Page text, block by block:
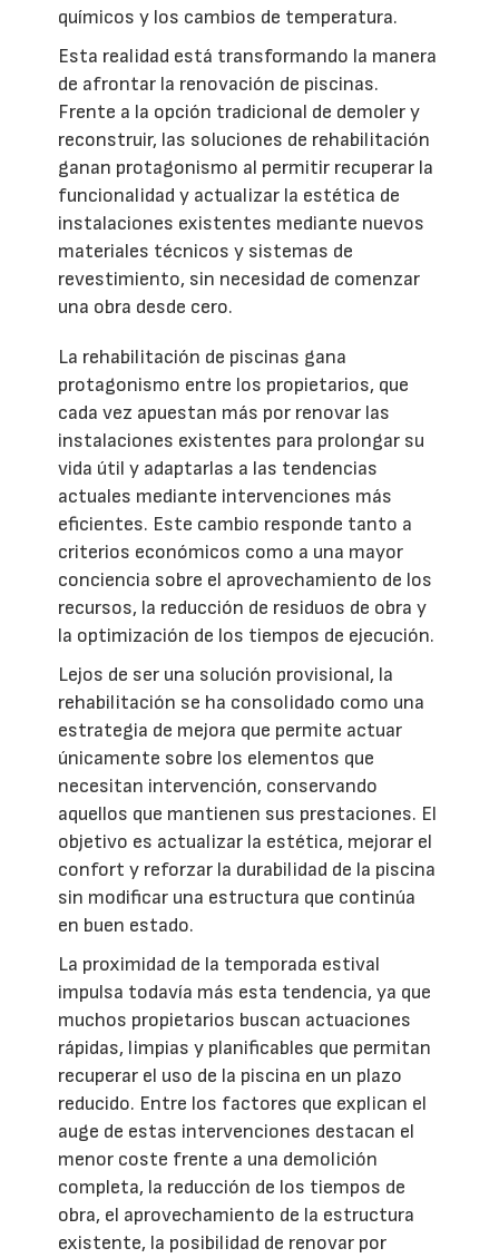
químicos y los cambios de temperatura.
Esta realidad está transformando la manera
de afrontar la renovación de piscinas.
Frente a la opción tradicional de demoler y
reconstruir, las soluciones de rehabilitación
ganan protagonismo al permitir recuperar la
funcionalidad y actualizar la estética de
instalaciones existentes mediante nuevos
materiales técnicos y sistemas de
revestimiento, sin necesidad de comenzar
una obra desde cero.
La rehabilitación de piscinas gana
protagonismo entre los propietarios, que
cada vez apuestan más por renovar las
instalaciones existentes para prolongar su
vida útil y adaptarlas a las tendencias
actuales mediante intervenciones más
eficientes. Este cambio responde tanto a
criterios económicos como a una mayor
conciencia sobre el aprovechamiento de los
recursos, la reducción de residuos de obra y
la optimización de los tiempos de ejecución.
Lejos de ser una solución provisional, la
rehabilitación se ha consolidado como una
estrategia de mejora que permite actuar
únicamente sobre los elementos que
necesitan intervención, conservando
aquellos que mantienen sus prestaciones. El
objetivo es actualizar la estética, mejorar el
confort y reforzar la durabilidad de la piscina
sin modificar una estructura que continúa
en buen estado.
La proximidad de la temporada estival
impulsa todavía más esta tendencia, ya que
muchos propietarios buscan actuaciones
rápidas, limpias y planificables que permitan
recuperar el uso de la piscina en un plazo
reducido. Entre los factores que explican el
auge de estas intervenciones destacan el
menor coste frente a una demolición
completa, la reducción de los tiempos de
obra, el aprovechamiento de la estructura
existente, la posibilidad de renovar por